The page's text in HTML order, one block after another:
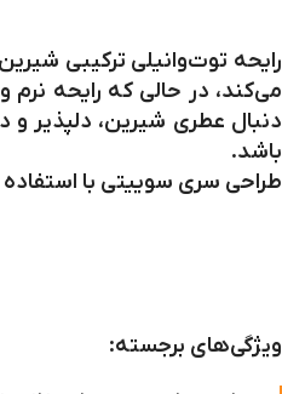
رایحه توت‌وانیلی ترکیبی
می‌کند، در حالی که رایحه
دنبال عطری شیرین، دلپذیر
باشد.
طراحی سری سوییتی با
ویژگی‌های برجسته: